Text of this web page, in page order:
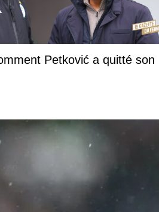
Petković a quitté son